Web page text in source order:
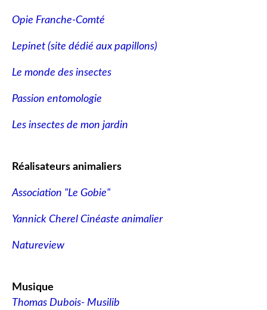
Opie Franche-Comté
Lepinet (site dédié aux papillons)
Le monde des insectes
Passion entomologie
Les insectes de mon jardin
Réalisateurs animaliers
Association "Le Gobie"
Yannick Cherel Cinéaste animalier
Natureview
Musique
Thomas Dubois- Musilib